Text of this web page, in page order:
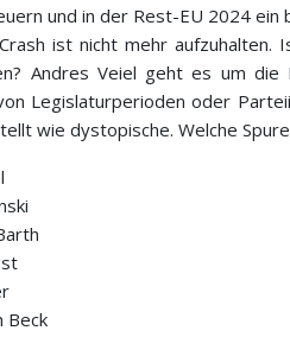
und in der Rest-EU 2024 ein
ist nicht mehr
Andres Veiel geht es um
Legislaturperioden oder
wie dystopische. Welche
Beck